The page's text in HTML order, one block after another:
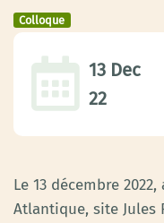
Colloque
13 Dec
22
Le 13 décembre
Atlantique, site Jules